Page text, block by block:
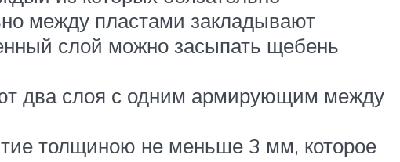
между пластами закладывают
слой можно засыпать щебень
два слоя с одним армирующим между
толщиною не меньше 3 мм, которое